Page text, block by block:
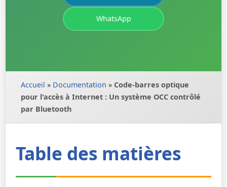
WhatsApp
Accueil » Documentation » Code-barres optique
pour l'accès à Internet : Un système OCC contrôlé
par Bluetooth
Table des matières